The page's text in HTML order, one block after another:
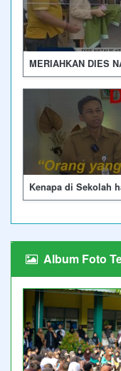
Kenapa di Sekolah
Album Foto